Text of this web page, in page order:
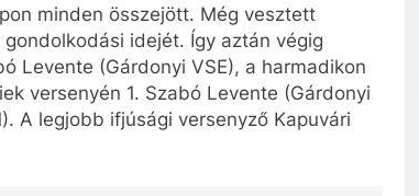
minden összejött. Még vesztett
idejét. Így aztán végig
Levente (Gárdonyi VSE), a harmadikon
versenyén 1. Szabó Levente (Gárdonyi
A legjobb ifjúsági versenyző Kapuvári